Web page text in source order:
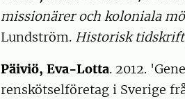
missionärer och koloniala
Lundström. Historisk tidskrift
Päiviö, Eva-Lotta. 2012.
renskötselföretag i Sverige